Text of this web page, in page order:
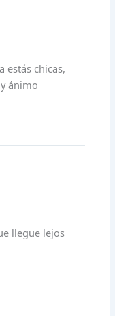
estás chicas,
ánimo
llegue lejos